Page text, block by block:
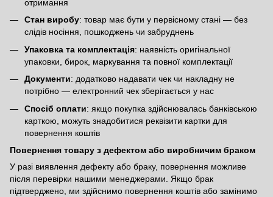
отримання
Стан виробу: товар має бути у первісному стані — без
слідів носіння, пошкоджень чи забруднень
Упаковка та комплектація: наявність оригінальної
упаковки, бирок, маркування та повної комплектації
Документи: додатково надавати чек чи накладну не
потрібно — електронний чек зберігається у нас
Спосіб оплати: якщо покупка здійснювалась банківською
карткою, можуть знадобитися реквізити картки для
повернення коштів
Повернення товару з дефектом або виробничим браком
У разі виявлення дефекту або браку, повернення можливе
після перевірки нашими менеджерами. Якщо брак
підтверджено, ми здійснимо повернення коштів або замінимо